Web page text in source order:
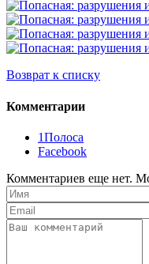
Возврат к списку
Комментарии
1Полоса
Facebook
Комментариев еще нет.